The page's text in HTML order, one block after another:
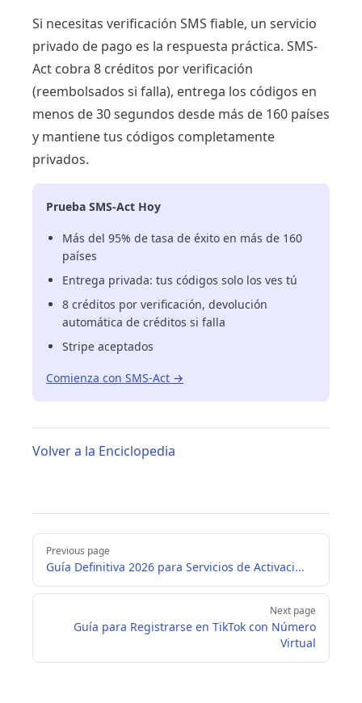
Si necesitas verificación SMS fiable, un servicio
privado de pago es la respuesta práctica. SMS-
Act cobra 8 créditos por verificación
(reembolsados si falla), entrega los códigos en
menos de 30 segundos desde más de 160 países
y mantiene tus códigos completamente
privados.
Prueba SMS-Act Hoy
Más del 95% de tasa de éxito en más de 160
países
Entrega privada: tus códigos solo los ves tú
8 créditos por verificación, devolución
automática de créditos si falla
Stripe aceptados
Comienza con SMS-Act →
Volver a la Enciclopedia
Pager
Previous page
Guía Definitiva 2026 para Servicios de Activaci...
Next page
Guía para Registrarse en TikTok con Número
Virtual